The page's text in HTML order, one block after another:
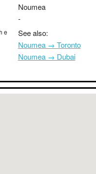
e
Noumea
-
See also:
Noumea → Toronto
Noumea → Dubai